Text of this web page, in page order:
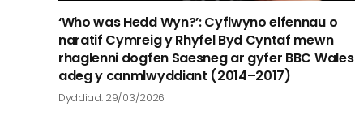
‘Who was Hedd Wyn?’: Cyflwyno elfennau o
naratif Cymreig y Rhyfel Byd Cyntaf mewn
rhaglenni dogfen Saesneg ar gyfer BBC Wales
adeg y canmlwyddiant (2014–2017)
Dyddiad: 29/03/2026